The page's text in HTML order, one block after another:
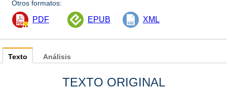
Otros formatos:
PDF EPUB XML
Texto
TEXTO ORIGINAL
Análisis